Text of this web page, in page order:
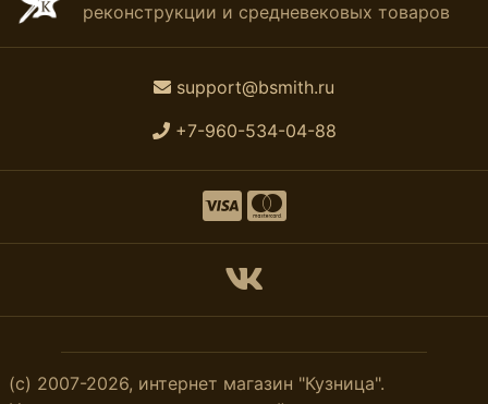
реконструкции и средневековых товаров
support@bsmith.ru
+7-960-534-04-88
(с) 2007-2026, интернет магазин "Кузница".